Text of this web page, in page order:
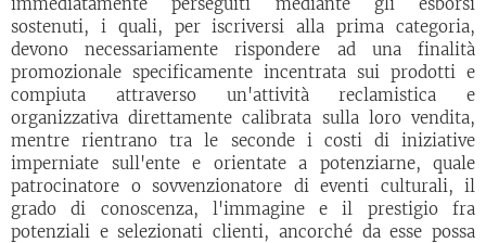
sostenuti, i quali, per iscriversi alla prima categoria,
devono necessariamente rispondere ad una finalità
promozionale specificamente incentrata sui prodotti e
compiuta attraverso un'attività reclamistica e
organizzativa direttamente calibrata sulla loro vendita,
mentre rientrano tra le seconde i costi di iniziative
imperniate sull'ente e orientate a potenziarne, quale
patrocinatore o sovvenzionatore di eventi culturali, il
grado di conoscenza, l'immagine e il prestigio fra
potenziali e selezionati clienti, ancorché da esse possa